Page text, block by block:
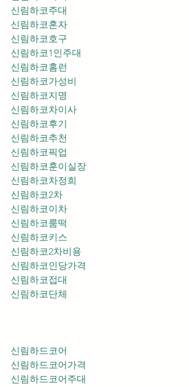
신림하코주대
신림하코혼자
신림하코호구
신림하코1인주대
신림하코홈런
신림하코가성비
신림하코지명
신림하코차이사
신림하코후기
신림하코추천
신림하코훈이실장
신림하코차정희
신림하코2차
신림하코이차
신림하코룸떡
신림하코키스
신림하코2차비용
신림하코인당가격
신림하코접대
신림하코단체
신림하드코어
신림하드코어가격
신림하드코어주대